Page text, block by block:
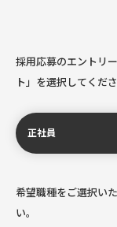
採用応募のエントリー
ト」を選択してくださ
正社員
希望職種をご選択い
い。